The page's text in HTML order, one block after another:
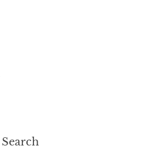
Search